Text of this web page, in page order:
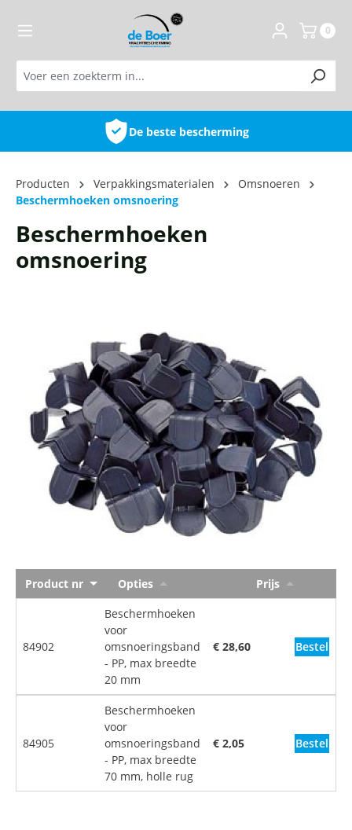
0
De beste bescherming
Producten Verpakkingsmaterialen
Omsnoeren
Beschermhoeken omsnoering
Beschermhoeken
omsnoering
Product nr Opties Prijs
84902
Beschermhoeken
voor
omsnoeringsband
- PP, max breedte
20 mm
€ 28,60 Bestel
84905
Beschermhoeken
voor
omsnoeringsband
- PP, max breedte
70 mm, holle rug
€ 2,05 Bestel